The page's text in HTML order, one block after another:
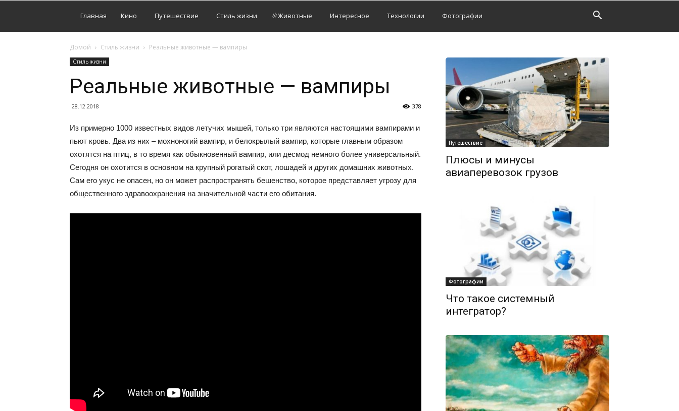
Главная Кино Путешествие Стиль жизни Животные Интересное Технологии Фотографии
Домой Стиль жизни Реальные животные — вампиры
Стиль жизни
Реальные животные — вампиры
28.12.2018 378
Из примерно 1000 известных видов летучих мышей, только три являются настоящими вампирами и
пьют кровь. Два из них ‒ мохноногий вампир, и белокрылый вампир, которые главным образом
охотятся на птиц, в то время как обыкновенный вампир, или десмод немного более универсальный.
Сегодня он охотится в основном на крупный рогатый скот, лошадей и других домашних животных.
Сам его укус не опасен, но он может распространять бешенство, которое представляет угрозу для
общественного здравоохранения на значительной части его обитания.
Путешествие
Плюсы и минусы
авиаперевозок грузов
Фотографии
Что такое системный
интегратор?